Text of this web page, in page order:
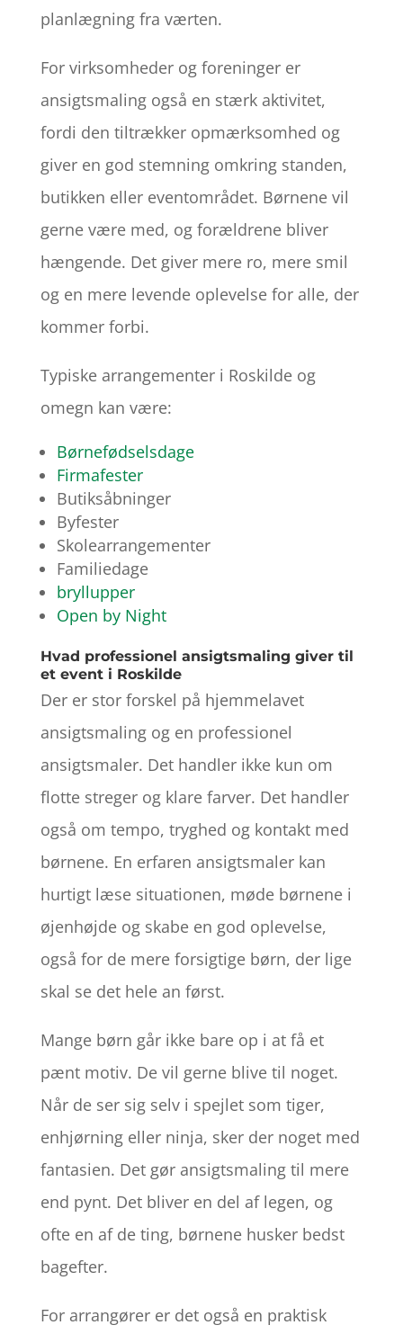
planlægning fra værten.
For virksomheder og foreninger er
ansigtsmaling også en stærk aktivitet,
fordi den tiltrækker opmærksomhed og
giver en god stemning omkring standen,
butikken eller eventområdet. Børnene vil
gerne være med, og forældrene bliver
hængende. Det giver mere ro, mere smil
og en mere levende oplevelse for alle, der
kommer forbi.
Typiske arrangementer i Roskilde og
omegn kan være:
Børnefødselsdage
Firmafester
Butiksåbninger
Byfester
Skolearrangementer
Familiedage
bryllupper
Open by Night
Hvad professionel ansigtsmaling giver til
et event i Roskilde
Der er stor forskel på hjemmelavet
ansigtsmaling og en professionel
ansigtsmaler. Det handler ikke kun om
flotte streger og klare farver. Det handler
også om tempo, tryghed og kontakt med
børnene. En erfaren ansigtsmaler kan
hurtigt læse situationen, møde børnene i
øjenhøjde og skabe en god oplevelse,
også for de mere forsigtige børn, der lige
skal se det hele an først.
Mange børn går ikke bare op i at få et
pænt motiv. De vil gerne blive til noget.
Når de ser sig selv i spejlet som tiger,
enhjørning eller ninja, sker der noget med
fantasien. Det gør ansigtsmaling til mere
end pynt. Det bliver en del af legen, og
ofte en af de ting, børnene husker bedst
bagefter.
For arrangører er det også en praktisk